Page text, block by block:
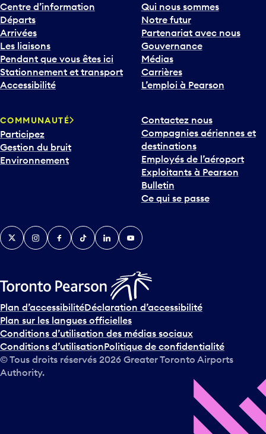
Centre d’information
Départs
Arrivées
Les liaisons
Pendant que vous êtes ici
Stationnement et transport
Accessibilité
Qui nous sommes
Notre futur
Partenariat avec nous
Gouvernance
Médias
Carrières
L’emploi à Pearson
COMMUNAUTÉ
Participez
Gestion du bruit
Environnement
Contactez nous
Compagnies aériennes et
destinations
Employés de l’aéroport
Exploitants à Pearson
Bulletin
Ce qui se passe
TwitterInstagramFacebook
TikTokLinkedInYouTube
Plan d’accessibilitéDéclaration d’accessibilité
Plan sur les langues officielles
Conditions d’utilisation des médias sociaux
Conditions d’utilisationPolitique de confidentialité
© Tous droits réservés 2026 Greater Toronto Airports
Authority.